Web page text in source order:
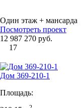
Один этаж + мансарда
Посмотреть проект
12 987 270 руб.
17
Дом 369-210-1
Площадь: